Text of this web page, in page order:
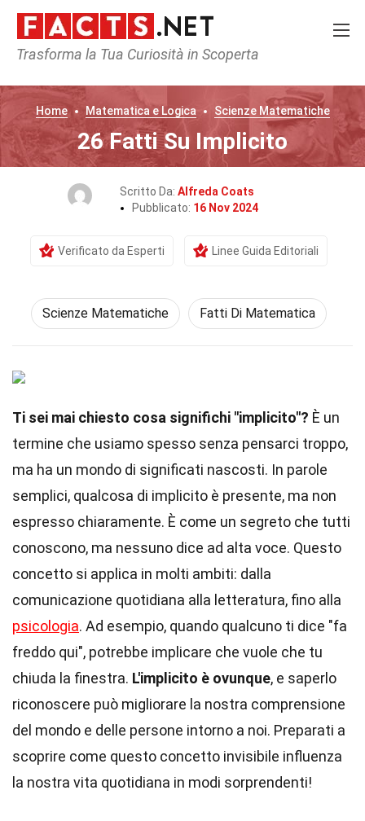
Trasforma la Tua Curiosità in Scoperta
Home Matematica e Logica Scienze Matematiche
26 Fatti Su Implicito
Scritto Da: Alfreda Coats
Pubblicato: 16 Nov 2024
Verificato da Esperti Linee Guida Editoriali
Scienze Matematiche Fatti Di Matematica
Ti sei mai chiesto cosa significhi "implicito"? È un
termine che usiamo spesso senza pensarci troppo,
ma ha un mondo di significati nascosti. In parole
semplici, qualcosa di implicito è presente, ma non
espresso chiaramente. È come un segreto che tutti
conoscono, ma nessuno dice ad alta voce. Questo
concetto si applica in molti ambiti: dalla
comunicazione quotidiana alla letteratura, fino alla
psicologia. Ad esempio, quando qualcuno ti dice "fa
freddo qui", potrebbe implicare che vuole che tu
chiuda la finestra. L'implicito è ovunque, e saperlo
riconoscere può migliorare la nostra comprensione
del mondo e delle persone intorno a noi. Preparati a
scoprire come questo concetto invisibile influenza
la nostra vita quotidiana in modi sorprendenti!